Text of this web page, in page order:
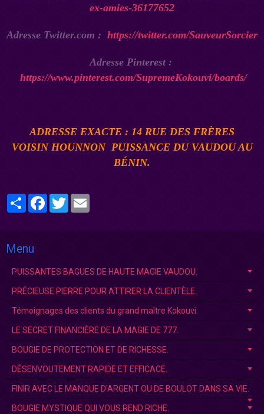
ex-amies-36177652
Adresse Twitter.com : https://twitter.com/SauveurSorcier
Adresse Pinterest :
https://www.pinterest.com/SupremeKokouvi/boards/
ADRESSE EXACTE : 14 RUE DES FRÈRES
VOISIN HOUNNON PUISSANCE DU VAUDOU AU
BÉNIN.
PartagerFacebook
Twitter
Menu
PUISSANTES BAGUES DE HAUTE MAGIE VAUDOU.
PRÉCIEUSE PIERRE POUR ATTIRER LA CLIENTÈLE.
Témoignages des clients du grand maître Kokouvi.
LE SECRET FINANCIÈRE DE LA MAGIE DE 777.
BOUGIE DE PROTECTION ET DE RICHESSE.
DÉSENVOUTEMENT RAPIDE ET EFFICACE.
FINIR AVEC LE MANQUE D'ARGENT OU DE BOULOT DANS SA VIE.
BOUGIE MYSTIQUE QUI VOUS REND RICHE.